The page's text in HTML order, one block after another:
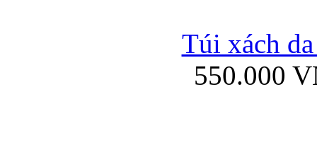
Túi xách
550.000